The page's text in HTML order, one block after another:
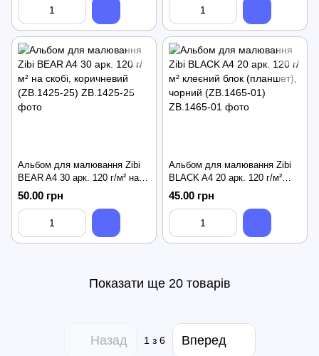
Альбом для малювання Zibi
BEAR A4 30 арк. 120 г/м² на
скобі, коричневий (ZB.1425-25)
50.00 грн
Альбом для малювання Zibi
BLACK A4 20 арк. 120 г/м²
клеєний блок (планшет),
чорний (ZB.1465-01)
45.00 грн
Показати ще 20 товарів
Назад 1з 6 Вперед